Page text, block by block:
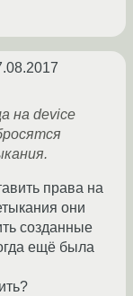
на device
права на
они
созданные
ещё была